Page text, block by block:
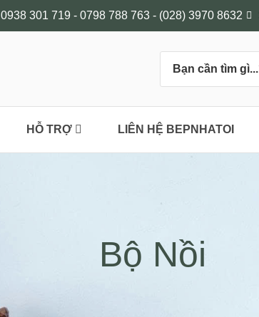
0938 301 719 - 0798 788 763 - (028) 3970 8632
HỖ TRỢ LIÊN HỆ BEPNHATOI
Bộ Nồi